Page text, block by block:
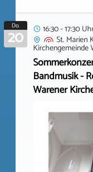
Do.
20
16:30 - 17:30
St. Marien
Kirchengemeinde
Bandmusik -
Warener